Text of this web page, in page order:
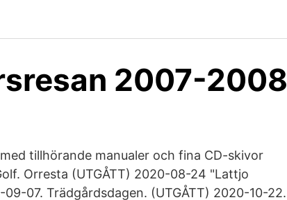
2007-2008
tillhörande manualer och fina CD-skivor
Orresta (UTGÅTT) 2020-08-24 "Lattjo
07. Trädgårdsdagen. (UTGÅTT) 2020-10-22.